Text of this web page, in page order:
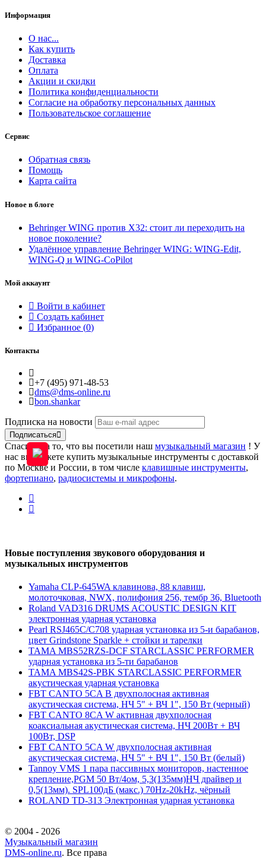
Информация
О нас...
Как купить
Доставка
Оплата
Акции и скидки
Политика конфиденциальности
Согласие на обработку персональных данных
Пользовательское соглашение
Сервис
Обратная связь
Помощь
Карта сайта
Новое в блоге
Behringer WING против X32: стоит ли переходить на
новое поколение?
Удалённое управление Behringer WING: WING-Edit,
WING-Q и WING-CoPilot
Мой аккаунт
Войти в кабинет
Создать кабинет
Избранное (0)
Контакты
+7 (495) 971-48-53
dms@dms-online.ru
bon.shankar
Подписка на новости
Подписаться
Спасибо за то, что вы посетили наш музыкальный магазин ! У
нас вы можете купить музыкальные инструменты с доставкой
по Москве и России, в том числе клавишные инструменты,
фортепиано, радиосистемы и микрофоны.
Новые поступления звукового оборудования и
музыкальных инструментов
Yamaha CLP-645WA клавинова, 88 клавиш,
молоточковая, NWX, полифония 256, тембр 36, Bluetooth
Roland VAD316 DRUMS ACOUSTIC DESIGN KIT
электронная ударная установка
Pearl RSJ465C/C708 ударная установка из 5-и барабанов,
цвет Grindstone Sparkle + стойки и тарелки
TAMA MBS52RZS-DCF STARCLASSIC PERFORMER
ударная установка из 5-ти барабанов
TAMA MBS42S-PBK STARCLASSIC PERFORMER
акустическая ударная установка
FBT CANTO 5CA B двухполосная активная
акустическая система, НЧ 5" + ВЧ 1", 150 Вт (черный)
FBT CANTO 8CA W активная двухполосная
коаксиальная акустическая система, НЧ 200Вт + ВЧ
100Вт, DSP
FBT CANTO 5CA W двухполосная активная
акустическая система, НЧ 5" + ВЧ 1", 150 Вт (белый)
Tannoy VMS 1 пара пассивных мониторов, настенное
крепление,PGM 50 Вт/4ом, 5,3(135мм)НЧ драйвер и
0,5(13мм). SPL100дБ (макс.) 70Hz-20kHz, чёрный
ROLAND TD-313 Электронная ударная установка
© 2004 - 2026
Музыкальный магазин
DMS-online.ru. Все права